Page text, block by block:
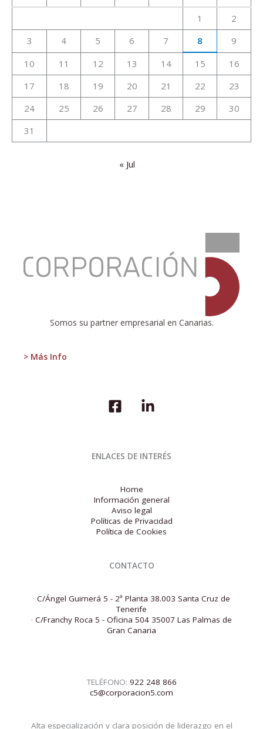
1
2
3
4 5 6 7 8
9
10
11 12 13 14 15
16
17
18 19 20 21 22
23
24
25 26 27 28 29
30
31
« Jul
Somos su partner empresarial en Canarias.
> Más Info
y
productividad
ENLACES DE INTERÉS
Home
Información general
Aviso legal
Políticas de Privacidad
Política de Cookies
CONTACTO
· C/Ángel Guimerá 5 - 2ª Planta 38.003 Santa Cruz de
Tenerife
· C/Franchy Roca 5 - Oficina 504 35007 Las Palmas de
Gran Canaria
TELÉFONO: 922 248 866
c5@corporacion5.com
Alta especialización y clara posición de liderazgo en el